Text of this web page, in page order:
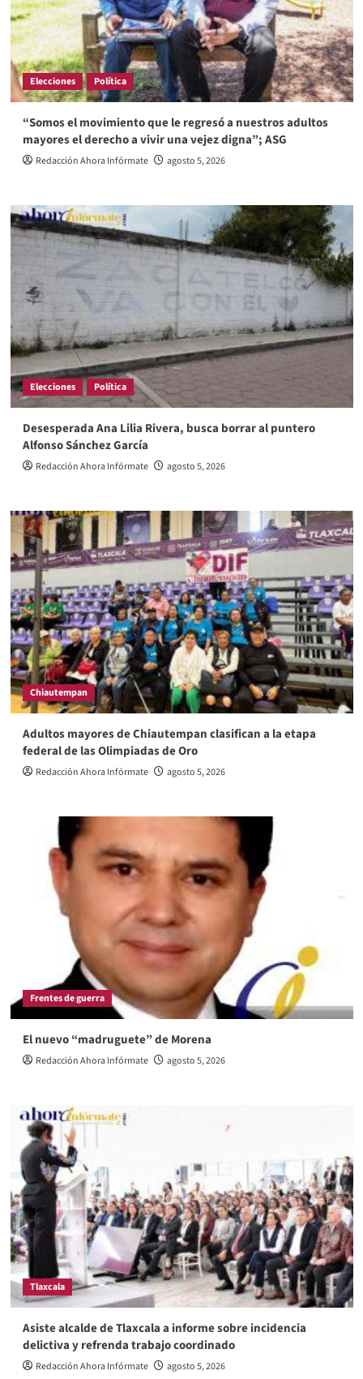
Elecciones Política
“Somos el movimiento que le regresó a nuestros adultos
mayores el derecho a vivir una vejez digna”; ASG
Redacción Ahora Infórmate agosto 5, 2026
Elecciones Política
Desesperada Ana Lilia Rivera, busca borrar al puntero
Alfonso Sánchez García
Redacción Ahora Infórmate agosto 5, 2026
Chiautempan
Adultos mayores de Chiautempan clasifican a la etapa
federal de las Olimpiadas de Oro
Redacción Ahora Infórmate agosto 5, 2026
Frentes de guerra
El nuevo “madruguete” de Morena
Redacción Ahora Infórmate agosto 5, 2026
Tlaxcala
Asiste alcalde de Tlaxcala a informe sobre incidencia
delictiva y refrenda trabajo coordinado
Redacción Ahora Infórmate agosto 5, 2026